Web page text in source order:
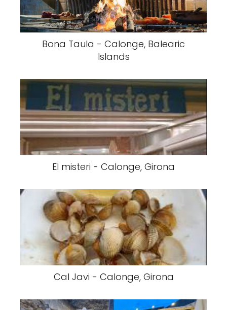
Bona Taula - Calonge, Balearic
Islands
El misteri - Calonge, Girona
Cal Javi - Calonge, Girona